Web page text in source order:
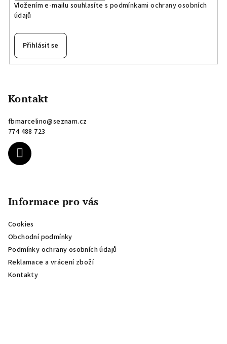
k
i
Vložením e-mailu souhlasíte s podmínkami ochrany osobních
údajů
Přihlásit se
Kontakt
fbmarcelino@seznam.cz
774 488 723
Informace pro vás
Cookies
Obchodní podmínky
Podmínky ochrany osobních údajů
Reklamace a vrácení zboží
Kontakty